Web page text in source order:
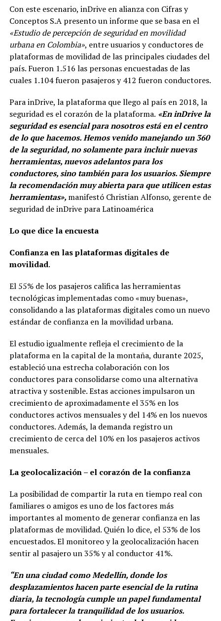
Con este escenario, inDrive en alianza con Cifras y
Conceptos S.A presento un informe que se basa en el
«Estudio de percepción de seguridad en movilidad
urbana en Colombia», entre usuarios y conductores de
plataformas de movilidad de las principales ciudades del
país. Fueron 1.516 las personas encuestadas de las
cuales 1.104 fueron pasajeros y 412 fueron conductores.
Para inDrive, la plataforma que llego al país en 2018, la
seguridad es el corazón de la plataforma. «En inDrive la
seguridad es esencial para nosotros está en el centro
de lo que hacemos. Hemos venido manejando un 360
de la seguridad, no solamente para incluir nuevas
herramientas, nuevos adelantos para los
conductores, sino también para los usuarios. Siempre
la recomendación muy abierta para que utilicen estas
herramientas», manifestó Christian Alfonso, gerente de
seguridad de inDrive para Latinoamérica
Lo que dice la encuesta
Confianza en las plataformas digitales de
movilidad.
El 55% de los pasajeros califica las herramientas
tecnológicas implementadas como «muy buenas»,
consolidando a las plataformas digitales como un nuevo
estándar de confianza en la movilidad urbana.
El estudio igualmente refleja el crecimiento de la
plataforma en la capital de la montaña, durante 2025,
estableció una estrecha colaboración con los
conductores para consolidarse como una alternativa
atractiva y sostenible. Estas acciones impulsaron un
crecimiento de aproximadamente el 35% en los
conductores activos mensuales y del 14% en los nuevos
conductores. Además, la demanda registro un
crecimiento de cerca del 10% en los pasajeros activos
mensuales.
La geolocalización – el corazón de la confianza
La posibilidad de compartir la ruta en tiempo real con
familiares o amigos es uno de los factores más
importantes al momento de generar confianza en las
plataformas de movilidad. Quién lo dice, el 53% de los
encuestados. El monitoreo y la geolocalización hacen
sentir al pasajero un 35% y al conductor 41%.
“En una ciudad como Medellín, donde los
desplazamientos hacen parte esencial de la rutina
diaria, la tecnología cumple un papel fundamental
para fortalecer la tranquilidad de los usuarios.